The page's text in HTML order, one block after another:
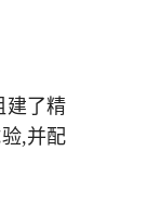
建了精
,并配